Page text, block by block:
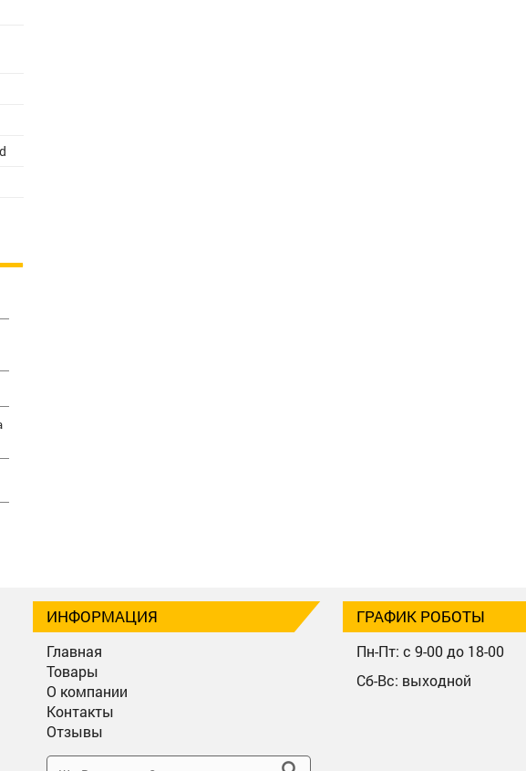
ИНФОРМАЦИЯ
Главная
Товары
О компании
Контакты
Отзывы
ГРАФИК РОБОТЫ
Пн-Пт: с 9-00 до 18-00
Сб-Вс: выходной